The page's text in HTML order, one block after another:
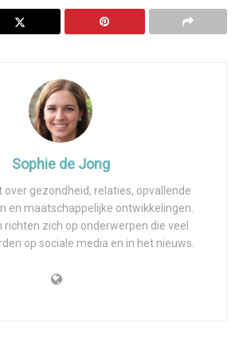
Sophie de Jong
over gezondheid, relaties, opvallende
en maatschappelijke ontwikkelingen.
richten zich op onderwerpen die veel
op sociale media en in het nieuws.